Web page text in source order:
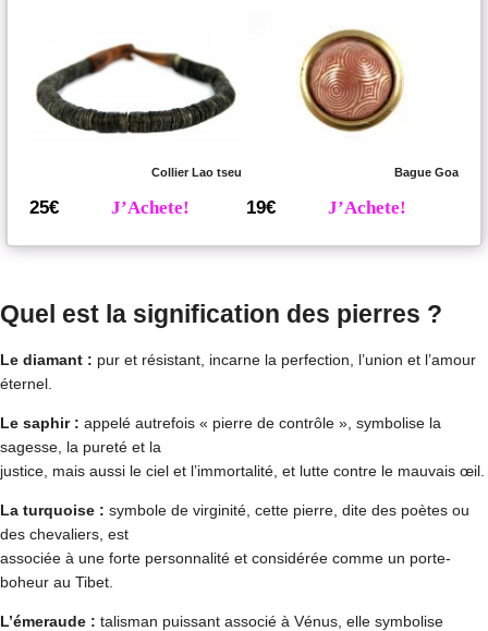
Collier Lao tseu
25€ J’Achete!
Bague Goa
19€ J’Achete!
Quel est la signification des pierres ?
Le diamant : pur et résistant, incarne la perfection, l’union et l’amour
éternel.
Le saphir : appelé autrefois « pierre de contrôle », symbolise la
sagesse, la pureté et la
justice, mais aussi le ciel et l’immortalité, et lutte contre le mauvais œil.
La turquoise : symbole de virginité, cette pierre, dite des poètes ou
des chevaliers, est
associée à une forte personnalité et considérée comme un porte-
boheur au Tibet.
L’émeraude : talisman puissant associé à Vénus, elle symbolise